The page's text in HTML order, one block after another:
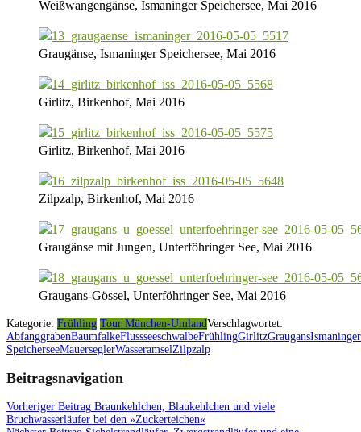
Weißwangengänse, Ismaninger Speichersee, Mai 2016
Graugänse, Ismaninger Speichersee, Mai 2016
Girlitz, Birkenhof, Mai 2016
Girlitz, Birkenhof, Mai 2016
Zilpzalp, Birkenhof, Mai 2016
Graugänse mit Jungen, Unterföhringer See, Mai 2016
Graugans-Gössel, Unterföhringer See, Mai 2016
Kategorie: Frühling Tour München-UmlandVerschlagwortet:
AbfanggrabenBaumfalkeFlussseeschwalbeFrühlingGirlitzGraugansIsmaninger
SpeicherseeMauerseglerWasseramsel Zilpzalp
Beitragsnavigation
Vorheriger Beitrag Braunkehlchen, Blaukehlchen und viele
Bruchwasserläufer bei den »Zuckerteichen«